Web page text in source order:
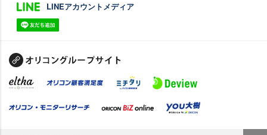
LINEアカウントメディア